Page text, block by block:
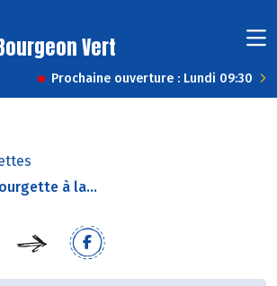
Vert
Prochaine ouverture : Lundi 09:30
à la...